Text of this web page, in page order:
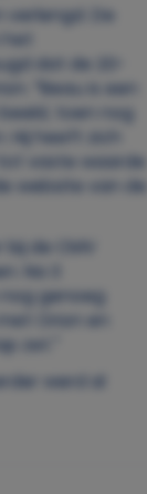
De
dat de 20-
“Beau is een
toen nog
heeft zich
vaste waarde
website van de
de CMV
Na 3
genoeg
Orion en
zet.”
werd al